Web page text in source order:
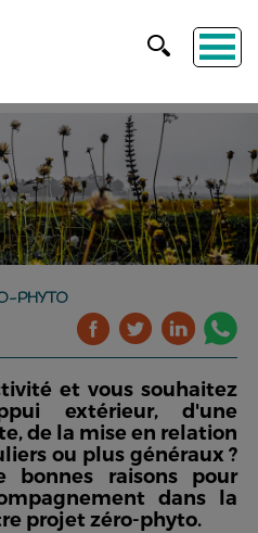
PHYTO
et vous souhaitez
extérieur, d'une
de la mise en relation
ou plus généraux ?
bonnes raisons pour
dans la
projet zéro-phyto.